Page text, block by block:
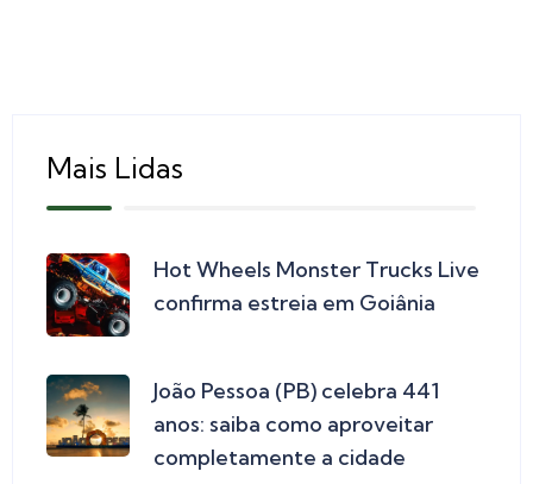
Mais Lidas
Hot Wheels Monster Trucks Live
confirma estreia em Goiânia
João Pessoa (PB) celebra 441
anos: saiba como aproveitar
completamente a cidade